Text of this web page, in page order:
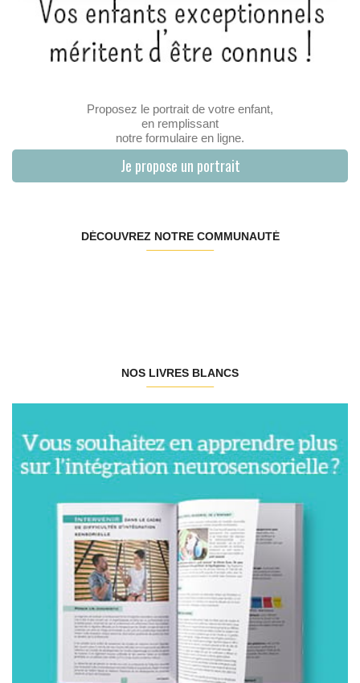
Proposez le portrait de votre enfant,
en remplissant
notre formulaire en ligne.
Je propose un portrait
DÉCOUVREZ NOTRE COMMUNAUTÉ
NOS LIVRES BLANCS